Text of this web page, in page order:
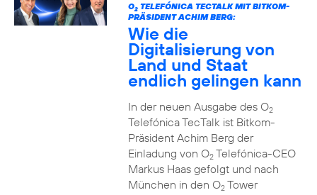
O2TELEFÓNICA TECTALK MIT BITKOM-
PRÄSIDENT ACHIM BERG:
Wie die
Digitalisierung von
Land und Staat
endlich gelingen kann
In der neuen Ausgabe des O2
Telefónica TecTalk ist Bitkom-
Präsident Achim Berg der
Einladung von O2Telefónica-CEO
Markus Haas gefolgt und nach
München in den O2Tower